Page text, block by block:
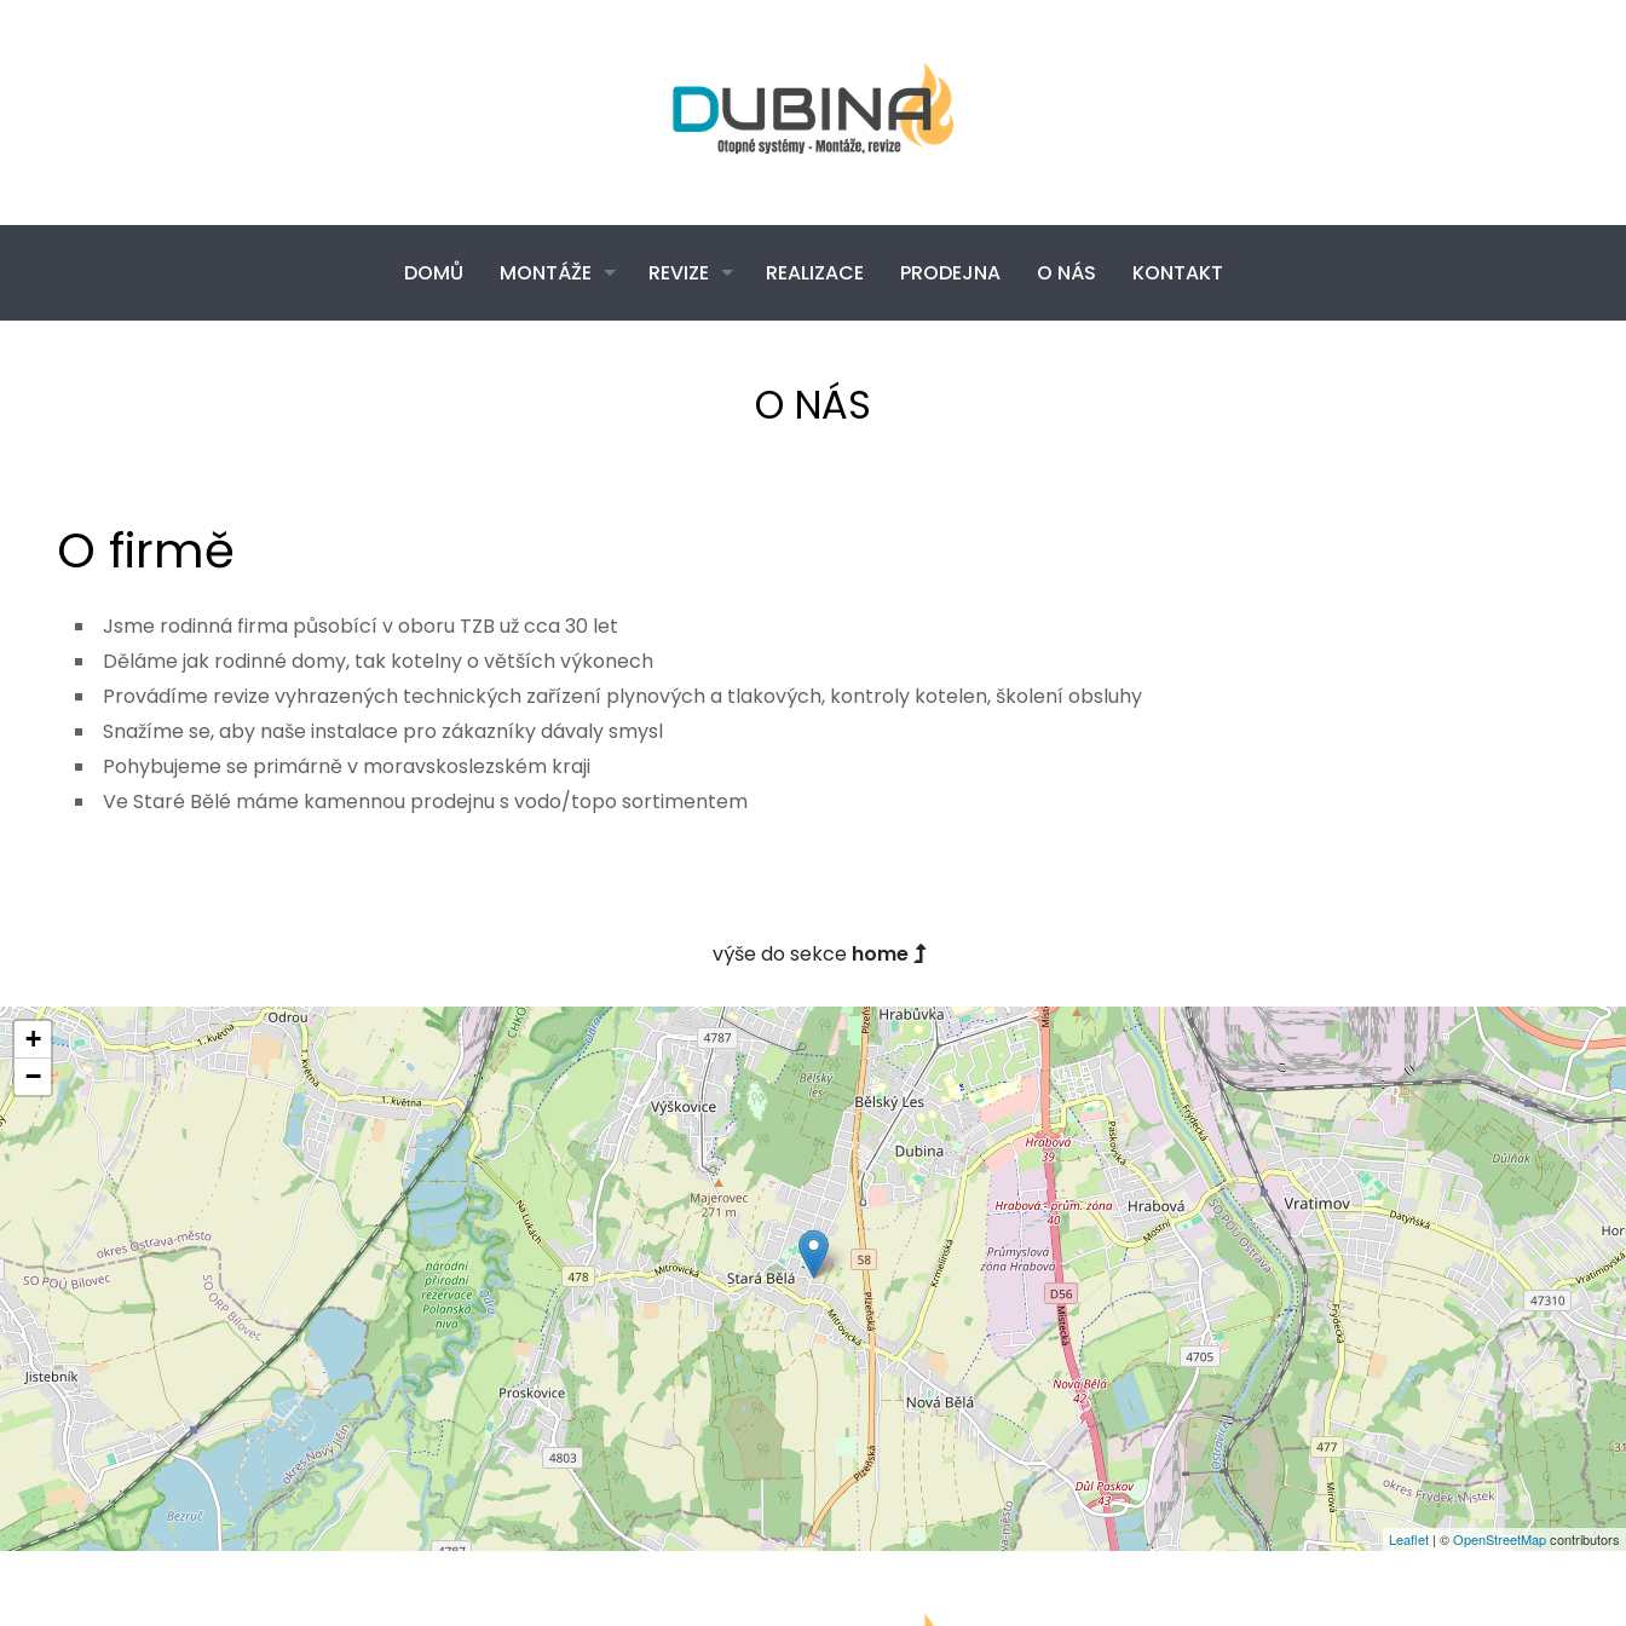
DOMŮ MONTÁŽE REVIZE REALIZACE PRODEJNA O NÁS KONTAKT
O NÁS
O firmě
Jsme rodinná firma působící v oboru TZB už cca 30 let
Děláme jak rodinné domy, tak kotelny o větších výkonech
Provádíme revize vyhrazených technických zařízení plynových a tlakových, kontroly kotelen, školení obsluhy
Snažíme se, aby naše instalace pro zákazníky dávaly smysl
Pohybujeme se primárně v moravskoslezském kraji
Ve Staré Bělé máme kamennou prodejnu s vodo/topo sortimentem
výše do sekce home
+
−
Leaflet | ©OpenStreetMapcontributors